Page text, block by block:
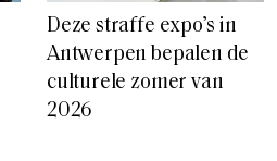
Deze straffe expo’s in
Antwerpen bepalen de
culturele zomer van
2026